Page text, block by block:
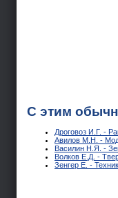
С этим
Дроговоз И.Г. -
Авилов М.Н. -
Василин Н.Я. -
Волков Е.Д. -
Зенгер Е. -